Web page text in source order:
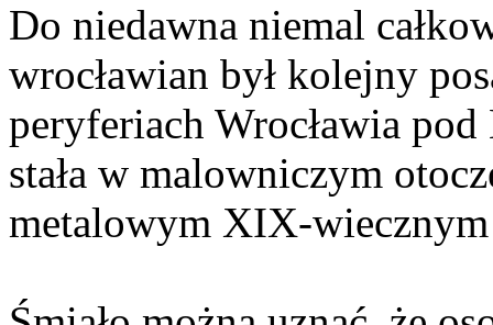
Do niedawna niemal
wrocławian był kolejny
peryferiach Wrocławia
stała w malowniczym
metalowym XIX-wiecznym